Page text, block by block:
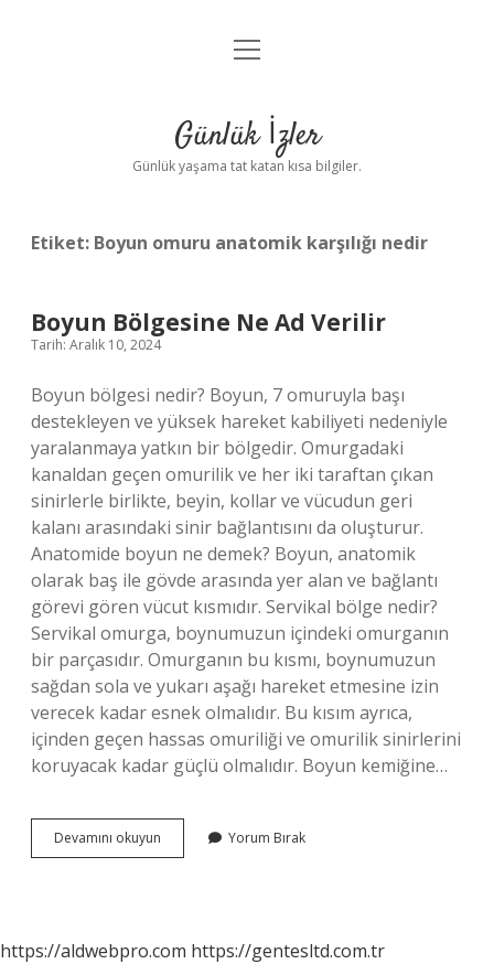
Anasayfa
Yasal Uyarı
menüyü
Günlük İzler
Günlük yaşama tat katan kısa bilgiler.
Etiket: Boyun omuru anatomik karşılığı nedir
Boyun Bölgesine Ne Ad Verilir
Tarih: Aralık 10, 2024
Boyun bölgesi nedir? Boyun, 7 omuruyla başı
destekleyen ve yüksek hareket kabiliyeti nedeniyle
yaralanmaya yatkın bir bölgedir. Omurgadaki
kanaldan geçen omurilik ve her iki taraftan çıkan
sinirlerle birlikte, beyin, kollar ve vücudun geri
kalanı arasındaki sinir bağlantısını da oluşturur.
Anatomide boyun ne demek? Boyun, anatomik
olarak baş ile gövde arasında yer alan ve bağlantı
görevi gören vücut kısmıdır. Servikal bölge nedir?
Servikal omurga, boynumuzun içindeki omurganın
bir parçasıdır. Omurganın bu kısmı, boynumuzun
sağdan sola ve yukarı aşağı hareket etmesine izin
verecek kadar esnek olmalıdır. Bu kısım ayrıca,
içinden geçen hassas omuriliği ve omurilik sinirlerini
koruyacak kadar güçlü olmalıdır. Boyun kemiğine…
Devamını okuyun
Bölgesine
Yorum Bırak
https://aldwebpro.com https://gentesltd.com.tr